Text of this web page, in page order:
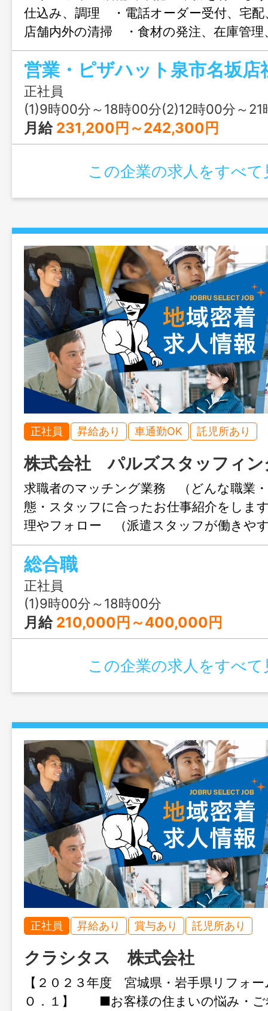
仕込み、調理 ・電話オーダー受付、宅
店舗内外の清掃 ・食材の発注、在庫管理
店舗運営業務（パソコンを使用します
なる事を目標とする。 ＊業務の変更範
る業務
営業・ピザハット泉市名坂店
正社員
(1)9時00分～18時00分(2)12時00分～21時00分(3)15時00分～0時00分又は 9時
月給 231,200円～242,300円
この企業の求人をすべて
正社員 昇給あり 車通勤OK 託児所あり
株式会社 パルズスタッフィン
求職者のマッチング業務 （どんな職業
態・スタッフに合ったお仕事紹介をしま
理やフォロー （派遣スタッフが働きや
サポートするお仕事・スタッフのフォロ
理・入社手続きサポートなど） 取引先
への定期訪問・新規企業の開拓など） ※
研修あり 変更範囲：会社の定める業務
総合職
正社員
(1)9時00分～18時00分
月給 210,000円～400,000円
この企業の求人をすべて
正社員 昇給あり 賞与あり 託児所あり
クラシタス 株式会社
【２０２３年度 宮城県・岩手県リフォ
Ｏ．１】 ■お客様の住まいの悩み・ご